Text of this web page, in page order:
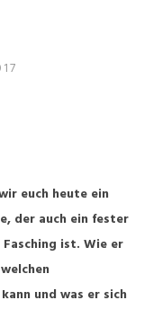
euch heute ein
der auch ein fester
ist. Wie er
und was er sich